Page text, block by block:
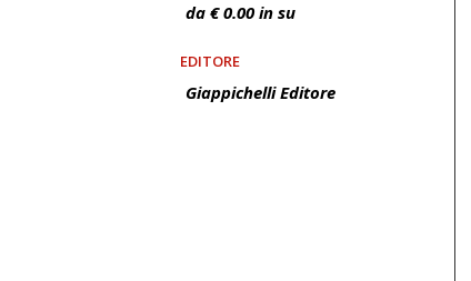
da € 0.00 in su
EDITORE
Giappichelli Editore